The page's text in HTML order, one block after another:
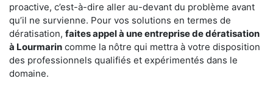
proactive, c’est-à-dire aller au-devant du problème avant
qu’il ne survienne. Pour vos solutions en termes de
dératisation, faites appel à une entreprise de dératisation
à Lourmarin comme la nôtre qui mettra à votre disposition
des professionnels qualifiés et expérimentés dans le
domaine.